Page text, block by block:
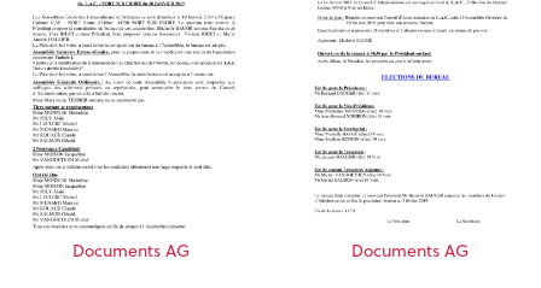
Documents AG Documents AG